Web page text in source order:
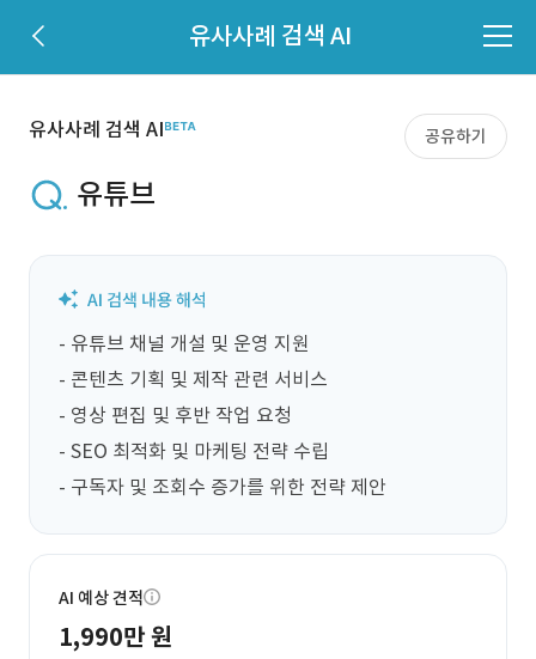
유사사례 검색 AI
유사사례 검색 AI 공유하기
유튜브
- 유튜브 채널 개설 및 운영 지원
- 콘텐츠 기획 및 제작 관련 서비스
- 영상 편집 및 후반 작업 요청
- SEO 최적화 및 마케팅 전략 수립
- 구독자 및 조회수 증가를 위한 전략 제안
AI 예상 견적
1,990만 원